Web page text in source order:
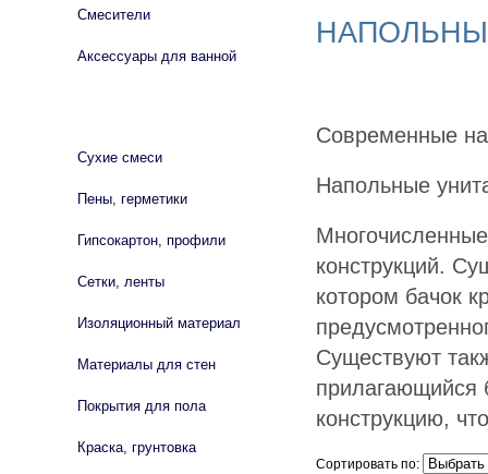
Современные
Напольные
конструкций.
котором бачок
Существуют
прилагающийся
конструкцию,
Сортировать по:
Смесители
Аксессуары для ванной
Сухие смеси
Пены, герметики
Гипсокартон, профили
Сетки, ленты
Изоляционный материал
Материалы для стен
Покрытия для пола
Краска, грунтовка